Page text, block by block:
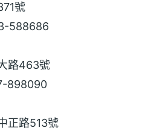
號
588686
路463號
898090
正路513號